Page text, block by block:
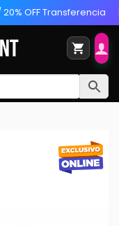
OFF Transferencia